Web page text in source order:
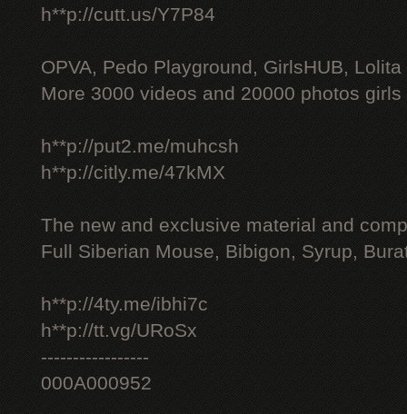
h**p://cutt.us/Y7P84
OPVA, Pedo Playground, GirlsHUB, Lolita
More 3000 videos and 20000 photos
h**p://put2.me/muhcsh
h**p://citly.me/47kMX
The new and exclusive material and
Full Siberian Mouse, Bibigon, Syrup,
h**p://4ty.me/ibhi7c
h**p://tt.vg/URoSx
-----------------
000A000952